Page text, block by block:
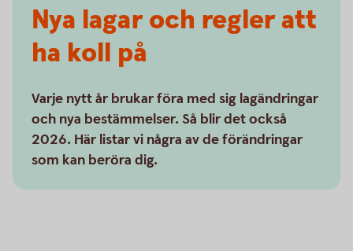
Nya lagar och regler att
ha koll på
Varje nytt år brukar föra med sig lagändringar
och nya bestämmelser. Så blir det också
2026. Här listar vi några av de förändringar
som kan beröra dig.